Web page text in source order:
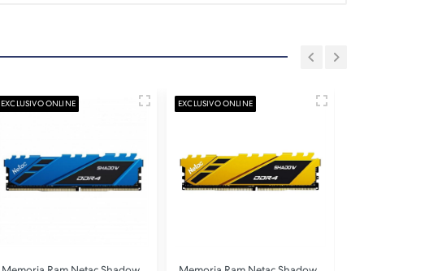
EXCLUSIVO ONLINE EXCLUSIVO ONLINE